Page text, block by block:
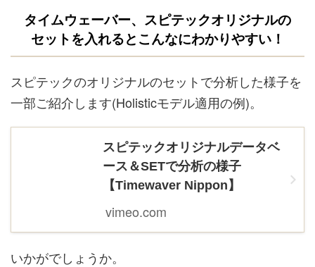
タイムウェーバー、スピテックオリジナルの
セットを入れるとこんなにわかりやすい！
スピテックのオリジナルのセットで分析した様子を
一部ご紹介します(Holisticモデル適用の例)。
スピテックオリジナルデータベ
ース＆SETで分析の様子
【Timewaver Nippon】
vimeo.com
いかがでしょうか。